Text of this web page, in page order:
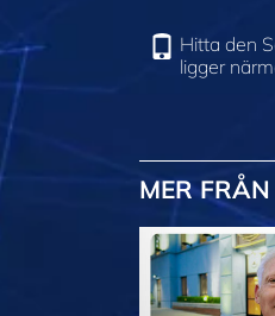
Hitta den
ligger
MER